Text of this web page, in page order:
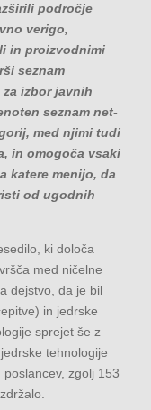
področje
verigo,
in proizvodnimi
seznam
izbor javnih
seznam net-
med njimi tudi
in omogoča vsaki
katere menijo, da
od ugodnih
ki določa
med ničelne
dejstvo, da je bil
in jedrske
sprejet še z
tehnologije
zgolj 153